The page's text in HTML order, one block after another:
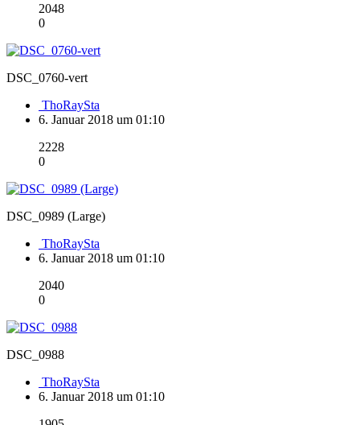
2048
0
DSC_0760-vert
ThoRaySta
6. Januar 2018 um 01:10
2228
0
DSC_0989 (Large)
ThoRaySta
6. Januar 2018 um 01:10
2040
0
DSC_0988
ThoRaySta
6. Januar 2018 um 01:10